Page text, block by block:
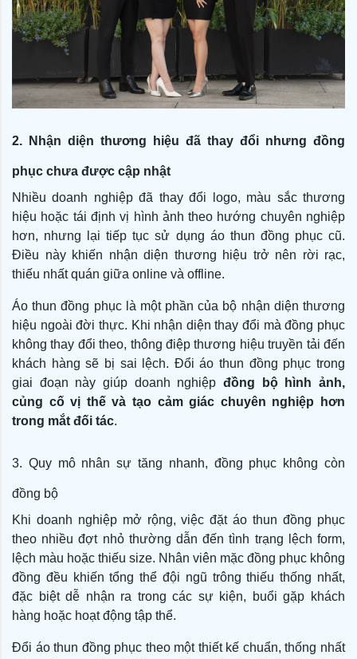
2. Nhận diện thương hiệu đã thay đổi nhưng đồng
phục chưa được cập nhật
Nhiều doanh nghiệp đã thay đổi logo, màu sắc thương
hiệu hoặc tái định vị hình ảnh theo hướng chuyên nghiệp
hơn, nhưng lại tiếp tục sử dụng áo thun đồng phục cũ.
Điều này khiến nhận diện thương hiệu trở nên rời rạc,
thiếu nhất quán giữa online và offline.
Áo thun đồng phục là một phần của bộ nhận diện thương
hiệu ngoài đời thực. Khi nhận diện thay đổi mà đồng phục
không thay đổi theo, thông điệp thương hiệu truyền tải đến
khách hàng sẽ bị sai lệch. Đổi áo thun đồng phục trong
giai đoạn này giúp doanh nghiệp đồng bộ hình ảnh,
củng cố vị thế và tạo cảm giác chuyên nghiệp hơn
trong mắt đối tác.
3. Quy mô nhân sự tăng nhanh, đồng phục không còn
đồng bộ
Khi doanh nghiệp mở rộng, việc đặt áo thun đồng phục
theo nhiều đợt nhỏ thường dẫn đến tình trạng lệch form,
lệch màu hoặc thiếu size. Nhân viên mặc đồng phục không
đồng đều khiến tổng thể đội ngũ trông thiếu thống nhất,
đặc biệt dễ nhận ra trong các sự kiện, buổi gặp khách
hàng hoặc hoạt động tập thể.
Đổi áo thun đồng phục theo một thiết kế chuẩn, thống nhất